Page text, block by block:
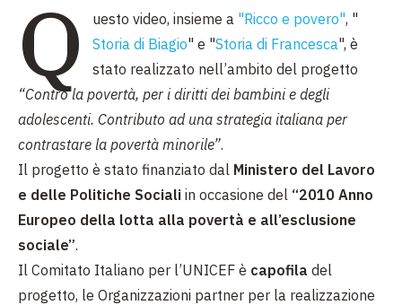
Q uesto video, insieme a "Ricco e povero", "
Storia di Biagio" e "Storia di Francesca", è
stato realizzato nell’ambito del progetto
“Contro la povertà, per i diritti dei bambini e degli
adolescenti. Contributo ad una strategia italiana per
contrastare la povertà minorile”.
Il progetto è stato finanziato dal Ministero del Lavoro
e delle Politiche Sociali in occasione del “2010 Anno
Europeo della lotta alla povertà e all’esclusione
sociale”.
Il Comitato Italiano per l’UNICEF è capofila del
progetto, le Organizzazioni partner per la realizzazione